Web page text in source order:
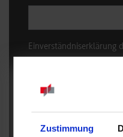
Zustimmung
Einverständniserklärung